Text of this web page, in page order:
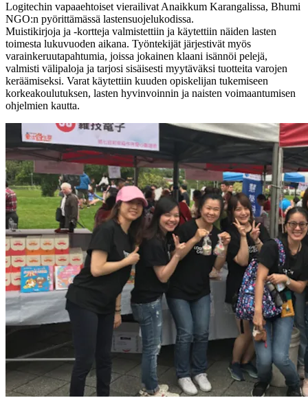
Logitechin vapaaehtoiset vierailivat Anaikkum Karangalissa, Bhumi
NGO:n pyörittämässä lastensuojelukodissa.
Muistikirjoja ja -kortteja valmistettiin ja käytettiin näiden lasten
toimesta lukuvuoden aikana. Työntekijät järjestivät myös
varainkeruutapahtumia, joissa jokainen klaani isännöi pelejä,
valmisti välipaloja ja tarjosi sisäisesti myytäväksi tuotteita varojen
keräämiseksi. Varat käytettiin kuuden opiskelijan tukemiseen
korkeakoulutuksen, lasten hyvinvoinnin ja naisten voimaantumisen
ohjelmien kautta.